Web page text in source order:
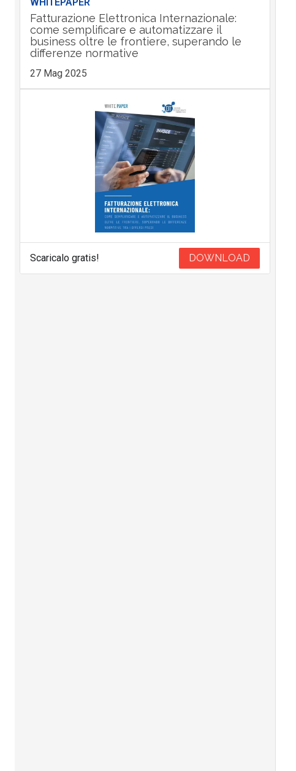
WHITEPAPER
Fatturazione Elettronica Internazionale:
come semplificare e automatizzare il
business oltre le frontiere, superando le
differenze normative
27 Mag 2025
Scaricalo gratis! DOWNLOAD